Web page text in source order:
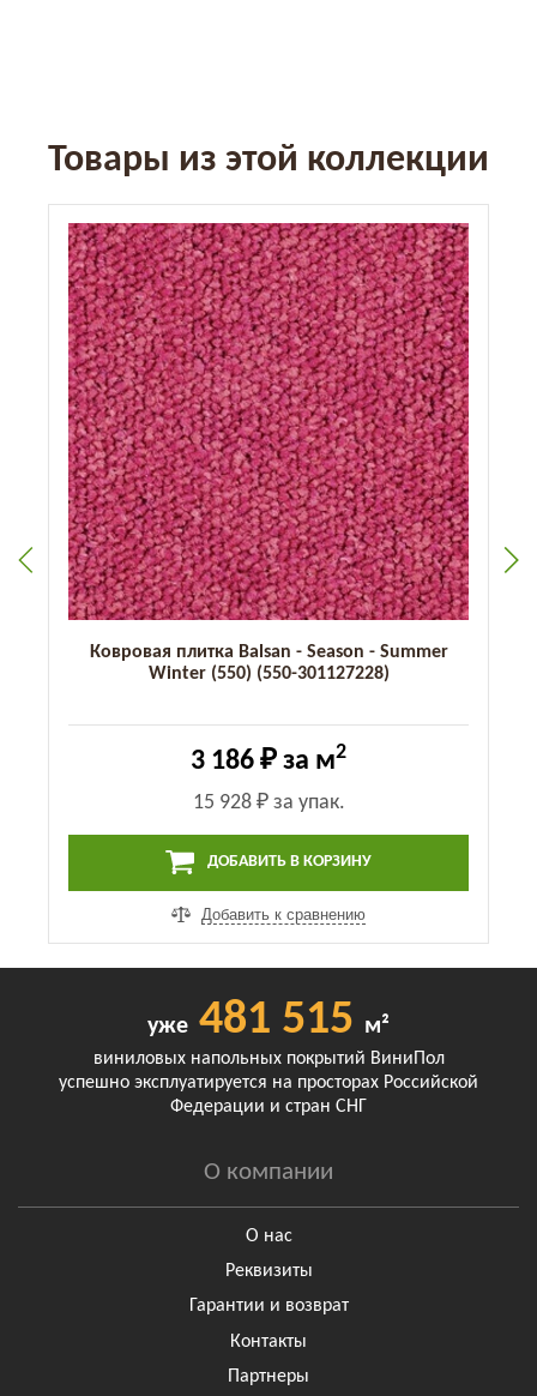
Товары из этой коллекции
Ковровая плитка Balsan - Season - Summer
Winter (550) (550-301127228)
3 186 ₽ за м2
15 928 ₽за упак.
ДОБАВИТЬ В КОРЗИНУ
Добавить к сравнению
уже 481 515 м²
виниловых напольных покрытий ВиниПол
успешно эксплуатируется на просторах Российской
Федерации и стран СНГ
О компании
О нас
Реквизиты
Гарантии и возврат
Контакты
Партнеры